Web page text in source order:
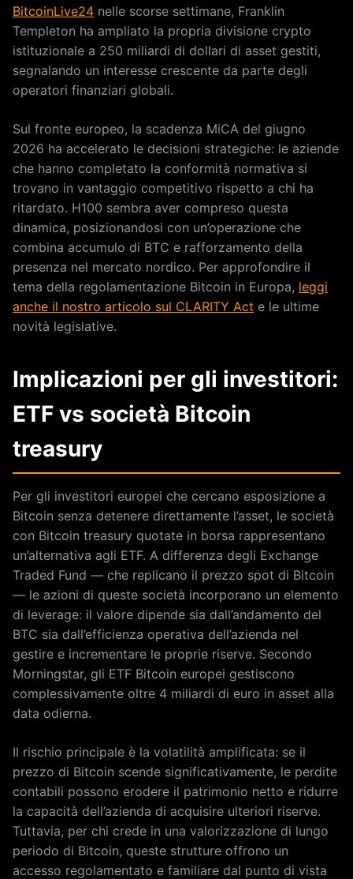
BitcoinLive24 nelle scorse settimane, Franklin
Templeton ha ampliato la propria divisione crypto
istituzionale a 250 miliardi di dollari di asset gestiti,
segnalando un interesse crescente da parte degli
operatori finanziari globali.
Sul fronte europeo, la scadenza MiCA del giugno
2026 ha accelerato le decisioni strategiche: le aziende
che hanno completato la conformità normativa si
trovano in vantaggio competitivo rispetto a chi ha
ritardato. H100 sembra aver compreso questa
dinamica, posizionandosi con un’operazione che
combina accumulo di BTC e rafforzamento della
presenza nel mercato nordico. Per approfondire il
tema della regolamentazione Bitcoin in Europa, leggi
anche il nostro articolo sul CLARITY Act e le ultime
novità legislative.
Implicazioni per gli investitori:
ETF vs società Bitcoin
treasury
Per gli investitori europei che cercano esposizione a
Bitcoin senza detenere direttamente l’asset, le società
con Bitcoin treasury quotate in borsa rappresentano
un’alternativa agli ETF. A differenza degli Exchange
Traded Fund — che replicano il prezzo spot di Bitcoin
— le azioni di queste società incorporano un elemento
di leverage: il valore dipende sia dall’andamento del
BTC sia dall’efficienza operativa dell’azienda nel
gestire e incrementare le proprie riserve. Secondo
Morningstar, gli ETF Bitcoin europei gestiscono
complessivamente oltre 4 miliardi di euro in asset alla
data odierna.
Il rischio principale è la volatilità amplificata: se il
prezzo di Bitcoin scende significativamente, le perdite
contabili possono erodere il patrimonio netto e ridurre
la capacità dell’azienda di acquisire ulteriori riserve.
Tuttavia, per chi crede in una valorizzazione di lungo
periodo di Bitcoin, queste strutture offrono un
accesso regolamentato e familiare dal punto di vista